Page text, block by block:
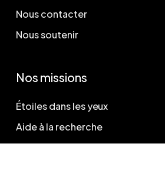
Nous contacter
Nous soutenir
Nos missions
Étoiles dans les yeux
Aide à la recherche